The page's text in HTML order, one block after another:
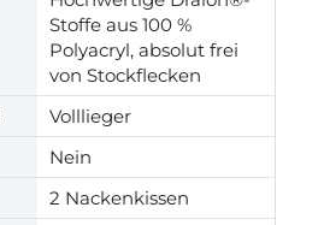
Stoffe aus 100 %
Polyacryl, absolut frei
von Stockflecken
Volllieger
Nein
2 Nackenkissen